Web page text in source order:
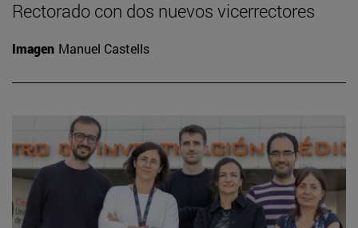
Rectorado con dos nuevos vicerrectores
Imagen Manuel Castells